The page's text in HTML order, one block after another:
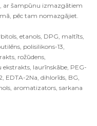
ar šampūnu izmazgātiem
pēc tam nomazgājiet.
etanols, DPG, maltīts,
polisilikons-13,
rožūdens,
ekstrakts, laurīnskābe, PEG-
EDTA-2Na, dihlorīds, BG,
aromatizators, sarkana